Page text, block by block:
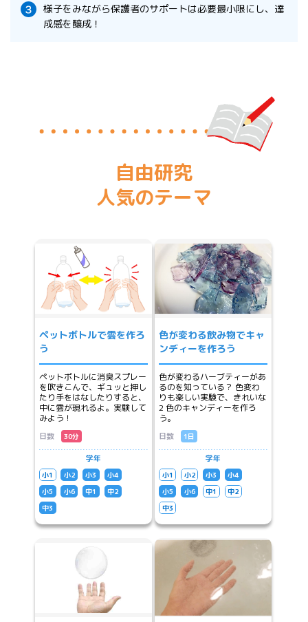
様子をみながら保護者のサポートは必要最小限にし、達
成感を醸成！
自由研究
人気のテーマ
ペットボトルで雲を作ろ
う
ペットボトルに消臭スプレー
を吹きこんで、ギュッと押し
たり手をはなしたりすると、
中に雲が現れるよ。実験して
みよう！
日数 30分
学年
小1 小2 小3
小4
小5
小6 中1
中2
中3
色が変わる飲み物でキャ
ンディーを作ろう
色が変わるハーブティーがあ
るのを知っている？ 色変わ
りも楽しい実験で、きれいな
2 色のキャンディーを作ろ
う。
日数 1日
学年
小1 小2 小3
小4
小5
小6 中1
中2
中3